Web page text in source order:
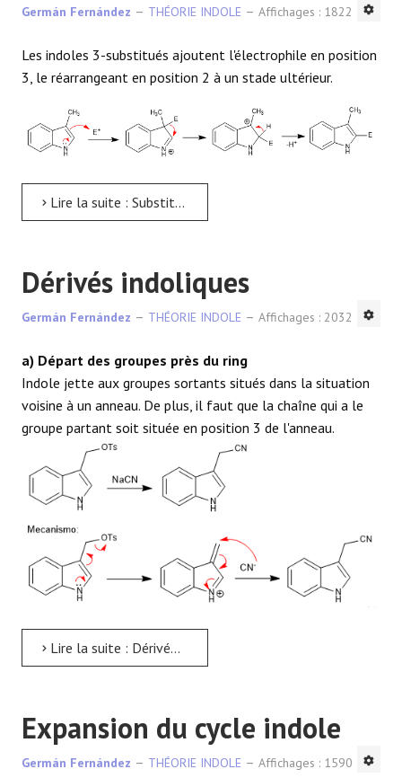
Germán Fernández THÉORIE INDOLE Affichages : 1822
Les indoles 3-substitués ajoutent l'électrophile en position
3, le réarrangeant en position 2 à un stade ultérieur.
Lire la suite : Substitution électrophile avec la position 3 de l'indole occupée
Dérivés indoliques
Germán Fernández THÉORIE INDOLE Affichages : 2032
a) Départ des groupes près du ring
Indole jette aux groupes sortants situés dans la situation
voisine à un anneau. De plus, il faut que la chaîne qui a le
groupe partant soit située en position 3 de l'anneau.
Lire la suite : Dérivés indoliques
Expansion du cycle indole
Germán Fernández THÉORIE INDOLE Affichages : 1590